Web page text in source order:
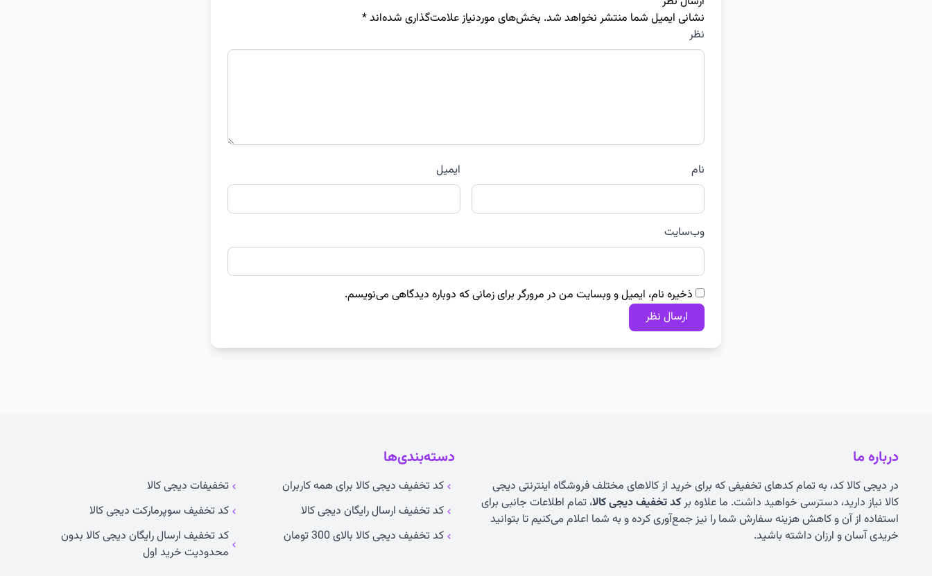
نشانی ایمیل شما منتشر نخواهد شد. بخش‌های موردنیاز علامت‌گذاری شده‌اند*
نظر
نام ایمیل
وب‌سایت
ذخیره نام، ایمیل و وبسایت من در مرورگر برای زمانی که دوباره دیدگاهی می‌نویسم.
درباره ما
در دیجی کالا کد، به تمام کدهای تخفیفی که برای خرید از کالاهای مختلف فروشگاه اینترنتی دیجی
کالا نیاز دارید، دسترسی خواهید داشت. ما علاوه برکد تخفیف دیجی کالا، تمام اطلاعات جانبی برای
استفاده از آن و کاهش هزینه سفارش شما را نیز جمع‌آوری کرده و به شما اعلام می‌کنیم تا بتوانید
خریدی آسان و ارزان داشته باشید.
دسته‌بندی‌ها
کد تخفیف دیجی کالا برای همه کاربران
تخفیفات دیجی کالا
کد تخفیف ارسال رایگان دیجی کالا
کد تخفیف سوپرمارکت دیجی کالا
کد تخفیف دیجی کالا بالای 300 تومان
کد تخفیف ارسال رایگان دیجی کالا بدون
محدودیت خرید اول